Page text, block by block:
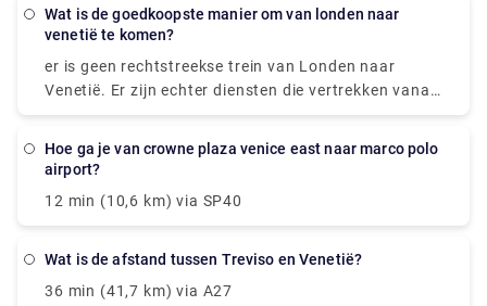
rijden binnen de EU, Zwitserland, Liechtenstein,
Kroatië, Bosnië, Servië, Montenegro en Macedonië.
wat is de goedkoopste manier om van londen naar
venetië te komen?
er is geen rechtstreekse trein van Londen naar
Venetië. Er zijn echter diensten die vertrekken vanaf
London St Pancras Eurostar en aankomen in
Lyon en Milano Centrale. De reis, inclusief transfers,
hoe ga je van crowne plaza venice east naar marco polo
airport?
12 min (10,6 km) via SP40
wat is de afstand tussen Treviso en Venetië?
36 min (41,7 km) via A27